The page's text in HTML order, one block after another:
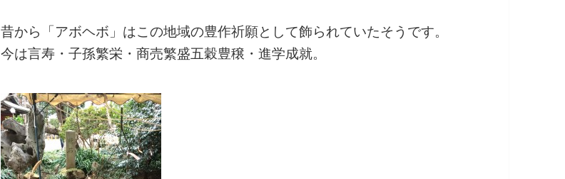
昔から「アボヘボ」はこの地域の豊作祈願として飾られていたそうです。
今は言寿・子孫繁栄・商売繁盛五穀豊穣・進学成就。